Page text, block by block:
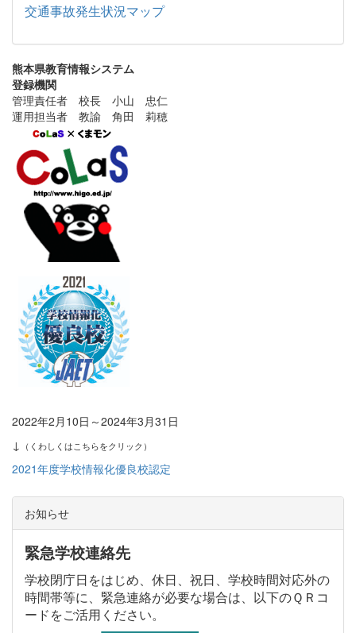
交通事故発生状況マップ
熊本県教育情報システム
登録機関
管理責任者 校長 小山 忠仁
運用担当者 教諭 角田 莉穂
2022年2月10日～2024年3月31日
↓
（くわしくはこちらをクリック）
2021年度学校情報化優良校認定
お知らせ
緊急学校連絡先
学校閉庁日をはじめ、休日、祝日、学校時間対応外の
時間帯等に、緊急連絡が必要な場合は、以下のＱＲコ
ードをご活用ください。